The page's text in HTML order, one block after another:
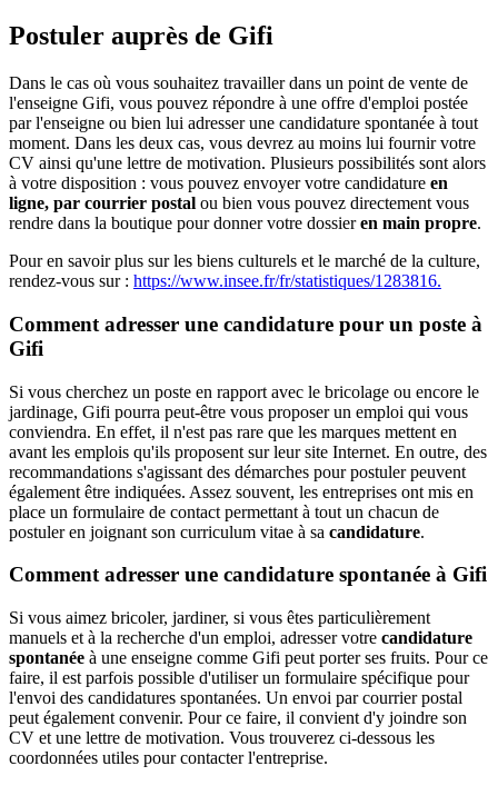
Postuler auprès de Gifi
Dans le cas où vous souhaitez travailler dans un point de vente de
l'enseigne Gifi, vous pouvez répondre à une offre d'emploi postée
par l'enseigne ou bien lui adresser une candidature spontanée à tout
moment. Dans les deux cas, vous devrez au moins lui fournir votre
CV ainsi qu'une lettre de motivation. Plusieurs possibilités sont alors
à votre disposition : vous pouvez envoyer votre candidature en
ligne, par courrier postal ou bien vous pouvez directement vous
rendre dans la boutique pour donner votre dossieren main propre.
Pour en savoir plus sur les biens culturels et le marché de la culture,
rendez-vous sur : https://www.insee.fr/fr/statistiques/1283816.
Comment adresser une candidature pour un poste à
Gifi
Si vous cherchez un poste en rapport avec le bricolage ou encore le
jardinage, Gifi pourra peut-être vous proposer un emploi qui vous
conviendra. En effet, il n'est pas rare que les marques mettent en
avant les emplois qu'ils proposent sur leur site Internet. En outre, des
recommandations s'agissant des démarches pour postuler peuvent
également être indiquées. Assez souvent, les entreprises ont mis en
place un formulaire de contact permettant à tout un chacun de
postuler en joignant son curriculum vitae à sa candidature.
Comment adresser une candidature spontanée à Gifi
Si vous aimez bricoler, jardiner, si vous êtes particulièrement
manuels et à la recherche d'un emploi, adresser votre candidature
spontanée à une enseigne comme Gifi peut porter ses fruits. Pour ce
faire, il est parfois possible d'utiliser un formulaire spécifique pour
l'envoi des candidatures spontanées. Un envoi par courrier postal
peut également convenir. Pour ce faire, il convient d'y joindre son
CV et une lettre de motivation. Vous trouverez ci-dessous les
coordonnées utiles pour contacter l'entreprise.